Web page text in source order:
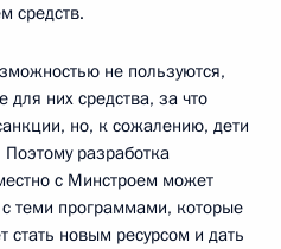
средств.
не пользуются,
них средства, за что
но, к сожалению, дети
разработка
с Минстроем может
теми программами, которые
новым ресурсом и дать